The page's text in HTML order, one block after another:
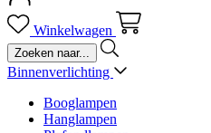
Winkelwagen
Binnenverlichting
Booglampen
Hanglampen